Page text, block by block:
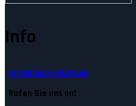
Info
Info@tecs-reisen.de
Rufen Sie uns an!